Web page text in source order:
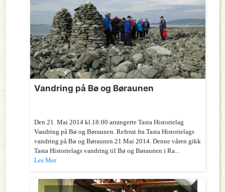
Vandring på Bø og Børaunen
Den 21. Mai 2014 kl.18:00 arrangerte Tasta Historielag
Vandring på Bø og Børaunen. Referat fra Tasta Historielags
vandring på Bø og Børaunen 21 Mai 2014. Denne våren gikk
Tasta Historielags vandring til Bø og Børaunen i Ra...
Les Mer